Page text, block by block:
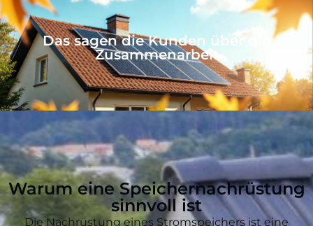
Das sagen die Kunden über die
Zusammenarbeit
Warum eine Speichernachrüstung
sinnvoll ist
Die Nachrüstung eines Stromspeichers ist eine